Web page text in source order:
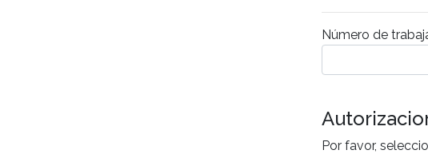
Número de
Por favor,